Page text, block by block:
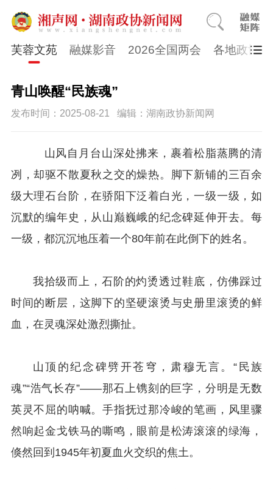
芙蓉文苑 融媒影音 2026全国两会 各地政协
青山唤醒“民族魂”
发布时间：2025-08-21 编辑：湖南政协新闻网
山风自月台山深处拂来，裹着松脂蒸腾的清
冽，却驱不散夏秋之交的燥热。脚下新铺的三百余
级大理石台阶，在骄阳下泛着白光，一级一级，如
沉默的编年史，从山巅巍峨的纪念碑延伸开去。每
一级，都沉沉地压着一个80年前在此倒下的姓名。
我拾级而上，石阶的灼烫透过鞋底，仿佛踩过
时间的断层，这脚下的坚硬滚烫与史册里滚烫的鲜
血，在灵魂深处激烈撕扯。
山顶的纪念碑劈开苍穹，肃穆无言。“民族
魂”“浩气长存”——那石上镌刻的巨字，分明是无数
英灵不屈的呐喊。手指抚过那冷峻的笔画，风里骤
然响起金戈铁马的嘶鸣，眼前是松涛滚滚的绿海，
倏然回到1945年初夏血火交织的焦土。